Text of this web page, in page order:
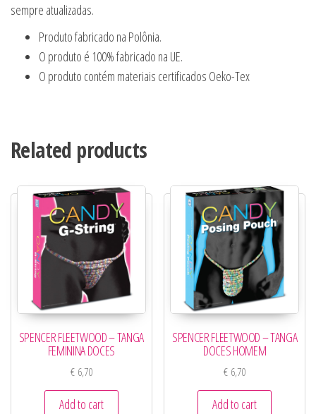
sempre atualizadas.
Produto fabricado na Polônia.
O produto é 100% fabricado na UE.
O produto contém materiais certificados Oeko-Tex
Related products
SPENCER FLEETWOOD – TANGA
FEMININA DOCES
€6,70
Add to cart
SPENCER FLEETWOOD – TANGA
DOCES HOMEM
€ 6,70
Add to cart